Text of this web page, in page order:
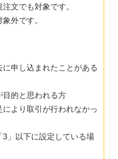
文でも対象です。
外です。
申し込まれたことがある
的と思われる方
より取引が行われなかっ
」以下に設定している場